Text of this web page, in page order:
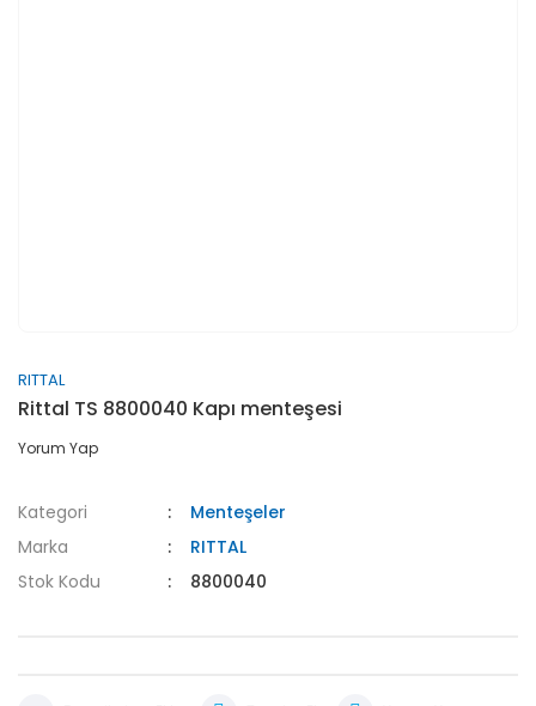
RITTAL
Rittal TS 8800040 Kapı menteşesi
Yorum Yap
Kategori
Menteşeler
Marka
RITTAL
Stok Kodu
8800040